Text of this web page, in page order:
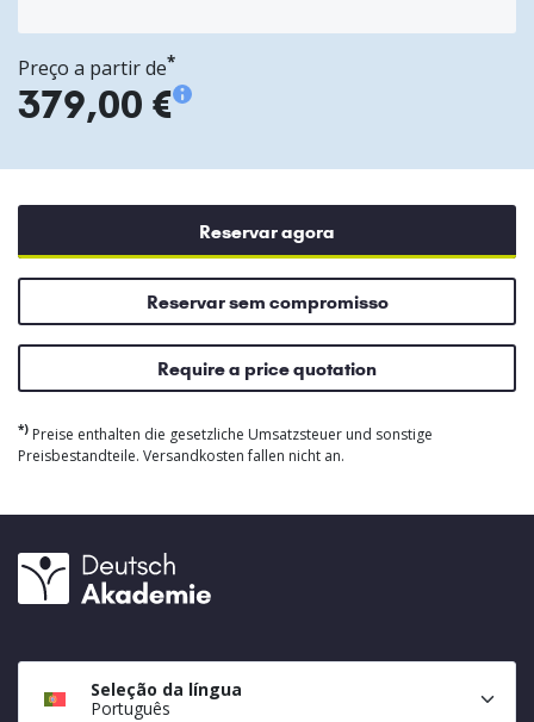
Preço a partir de*
379,00 €
Reservar agora
Reservar sem compromisso
Require a price quotation
*) Preise enthalten die gesetzliche Umsatzsteuer und sonstige
Preisbestandteile. Versandkosten fallen nicht an.
Seleção da língua
Português